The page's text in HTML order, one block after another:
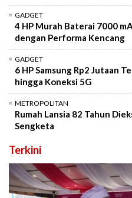
GADGET
4 HP Murah Baterai 7000
dengan Performa Kencang
GADGET
6 HP Samsung Rp2 Jutaan
hingga Koneksi 5G
METROPOLITAN
Rumah Lansia 82 Tahun
Sengketa
Terkini